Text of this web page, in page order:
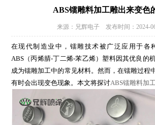
ABS镭雕料加工雕出来变色
来源：兄辉电子 发布时间：2024-
在现代制造业中，镭雕技术被广泛应用于各
ABS（丙烯腈-丁二烯-苯乙烯）塑料因其优良的
成为镭雕加工中的常见材料。然而，在镭雕过程
有时会出现变色现象。本文将探讨ABS镭雕料加